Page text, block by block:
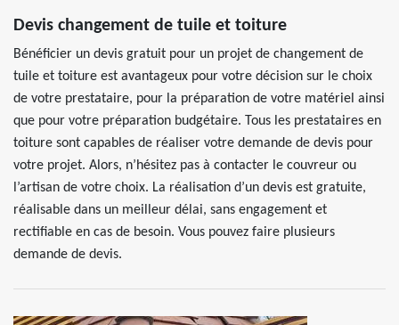
Devis changement de tuile et toiture
Bénéficier un devis gratuit pour un projet de changement de
tuile et toiture est avantageux pour votre décision sur le choix
de votre prestataire, pour la préparation de votre matériel ainsi
que pour votre préparation budgétaire. Tous les prestataires en
toiture sont capables de réaliser votre demande de devis pour
votre projet. Alors, n’hésitez pas à contacter le couvreur ou
l’artisan de votre choix. La réalisation d’un devis est gratuite,
réalisable dans un meilleur délai, sans engagement et
rectifiable en cas de besoin. Vous pouvez faire plusieurs
demande de devis.